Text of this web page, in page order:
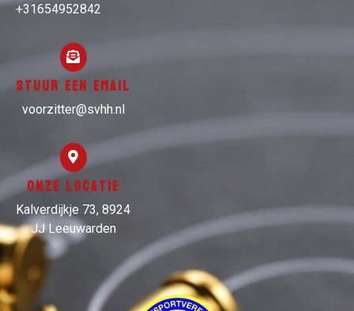
+31654952842
Stuur een email
voorzitter@svhh.nl
Onze locatie
Kalverdijkje 73, 8924
JJ Leeuwarden